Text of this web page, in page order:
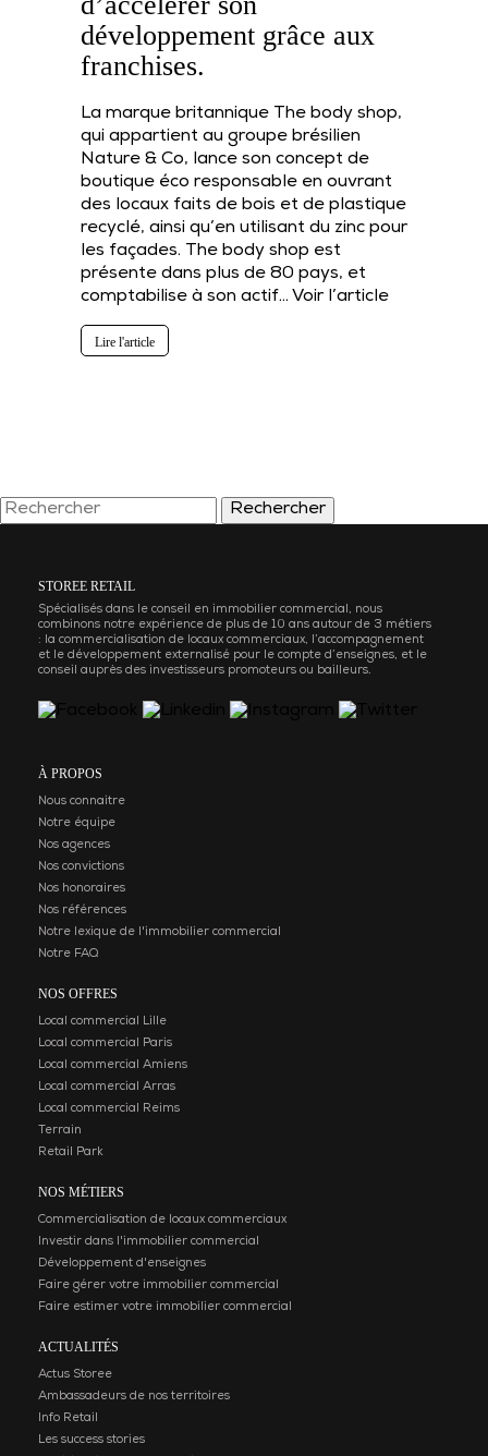
développement grâce aux
franchises.
La marque britannique The body shop,
qui appartient au groupe brésilien
Nature & Co, lance son concept de
boutique éco responsable en ouvrant
des locaux faits de bois et de plastique
recyclé, ainsi qu’en utilisant du zinc pour
les façades. The body shop est
présente dans plus de 80 pays, et
comptabilise à son actif… Voir l’article
Lire l'article
Rechercher
STOREE RETAIL
Spécialisés dans le conseil en immobilier commercial, nous
combinons notre expérience de plus de 10 ans autour de 3 métiers
: la commercialisation de locaux commerciaux, l’accompagnement
et le développement externalisé pour le compte d’enseignes, et le
conseil auprès des investisseurs promoteurs ou bailleurs.
À PROPOS
Nous connaitre
Notre équipe
Nos agences
Nos convictions
Nos honoraires
Nos références
Notre lexique de l'immobilier commercial
Notre FAQ
NOS OFFRES
Local commercial Lille
Local commercial Paris
Local commercial Amiens
Local commercial Arras
Local commercial Reims
Terrain
Retail Park
NOS MÉTIERS
Commercialisation de locaux commerciaux
Investir dans l'immobilier commercial
Développement d'enseignes
Faire gérer votre immobilier commercial
Faire estimer votre immobilier commercial
ACTUALITÉS
Actus Storee
Ambassadeurs de nos territoires
Info Retail
Les success stories